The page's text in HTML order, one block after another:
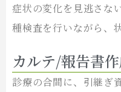
症状の変化を見逃さな
種検査を行いながら、
カルテ/報告書
診療の合間に、引継ぎ